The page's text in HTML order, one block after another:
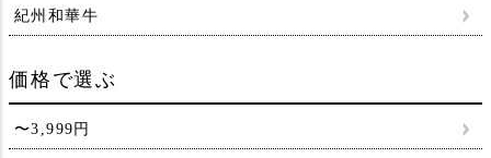
紀州和華牛
価格で選ぶ
〜3,999円